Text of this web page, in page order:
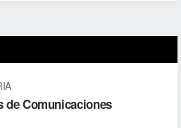
de Comunicaciones